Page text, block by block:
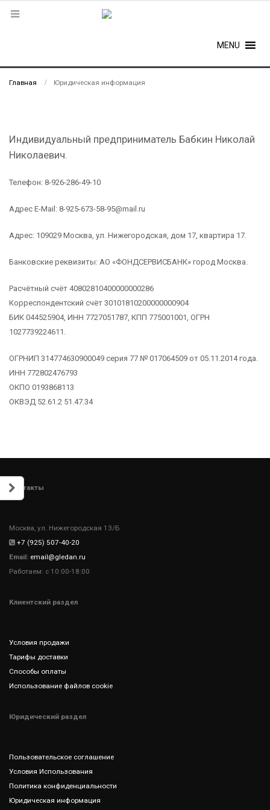
MENU
Главная Юридическая информация
Индивидуальный предприниматель Бабкин Николай
Николаевич.
Телефон: 8-926-286-49-10
Адрес E-Mail: 8-925-673-58-95@mail.ru
Адрес: 109029 Москва, ул. Нижегородская, дом 17, квартира 17.
Банковские реквизиты: АО «ФОНДСЕРВИСБАНК» город Москва.
Расчётный счёт 40802810400000000286
Корреспондентский счёт 30101810200000000904
БИК 044525904, ИНН 7727051787, КПП 775001001, ОГРН
1027739224611.
ОГРНИП 314774630900049 серия 77 № 017064509 от 05.11.2014 года.
ИНН 772802476793
ОКПО 0193868113
ОКВЭД 52.61.2 51.47.34
Контакты
Москва, ул. Нижегородская 13/Б
+7 (925) 507-40-20
Email: email@gledan.ru
Работаем: с 10:00-18:00
Клиентский раздел
Условия продажи
Тарифы доставки
Способы оплаты
Использование файлов cookie
Юридический раздел
Пользовательское соглашение
Условия Использования
Политика конфиденциальности
Юридическая информация